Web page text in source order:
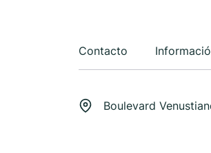
Contacto
Boulevard